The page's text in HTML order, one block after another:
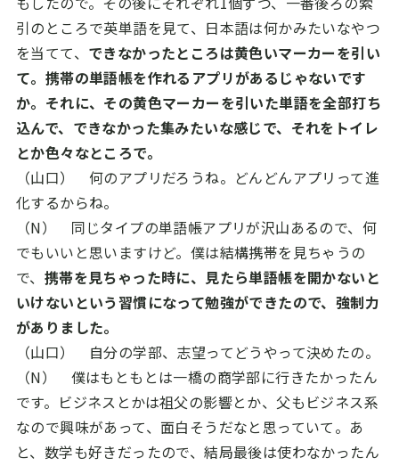
引のところで英単語を見て、日本語は何かみたいなやつ
を当てて、 できなかったところは黄色いマーカーを引い
て。携帯の単語帳を作れるアプリがあるじゃないです
か。それに、その黄色マーカーを引いた単語を全部打ち
込んで、できなかった集みたいな感じで、それをトイレ
とか色々なところで。
（山口） 何のアプリだろうね。どんどんアプリって進
化するからね。
（N） 同じタイプの単語帳アプリが沢山あるので、何
でもいいと思いますけど。僕は結構携帯を見ちゃうの
で、 携帯を見ちゃった時に、見たら単語帳を開かないと
いけないという習慣になって勉強ができたので、強制力
がありました。
（山口） 自分の学部、志望ってどうやって決めたの。
（N） 僕はもともとは一橋の商学部に行きたかったん
です。ビジネスとかは祖父の影響とか、父もビジネス系
なので興味があって、面白そうだなと思っていて。あ
と、数学も好きだったので、結局最後は使わなかったん